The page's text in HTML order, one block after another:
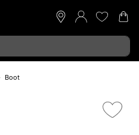
Boot